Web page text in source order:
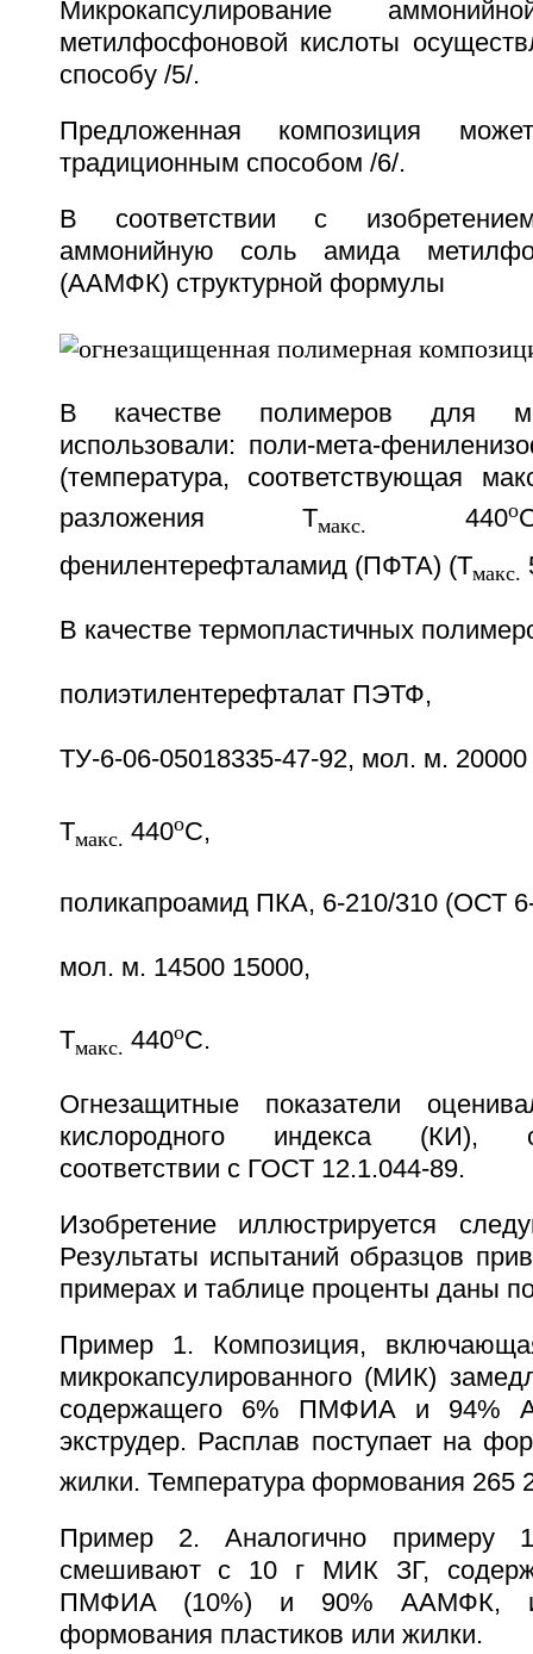
Микрокапсулирование
метилфосфоновой кислоты
способу /5/.
Предложенная композиция
традиционным способом /6/.
В соответствии с
аммонийную соль амида
(ААМФК) структурной формулы
В качестве полимеров для
использовали: поли-мета-
(температура, соответствующая
разложения Tмакс. 440o
фенилентерефталамид (ПФТА) (Tмакс.
В качестве термопластичных
полиэтилентерефталат ПЭТФ,
ТУ-6-06-05018335-47-92, мол. м. 20000
Tмакс. 440oC,
поликапроамид ПКА, 6-210/310 (ОСТ
мол. м. 14500 15000,
Tмакс. 440oC.
Огнезащитные показатели
кислородного индекса (КИ),
соответствии с ГОСТ 12.1.044-89.
Изобретение иллюстрируется
Результаты испытаний образцов
примерах и таблице проценты даны
Пример 1. Композиция,
микрокапсулированного (МИК)
содержащего 6% ПМФИА и 94%
экструдер. Расплав поступает на
жилки. Температура формования 265
Пример 2. Аналогично
смешивают с 10 г МИК ЗГ,
ПМФИА (10%) и 90% ААМФК, и
формования пластиков или жилки.